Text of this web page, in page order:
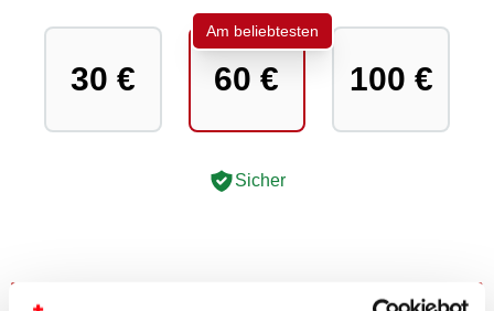
30 € 60 €
Am beliebtesten
100 €
Sicher